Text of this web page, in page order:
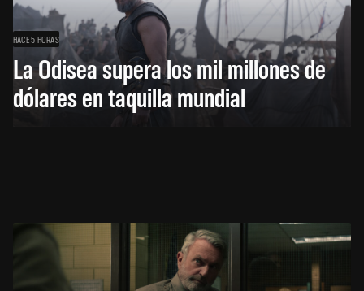
HACE 5 HORAS
La Odisea supera los mil millones de
dólares en taquilla mundial